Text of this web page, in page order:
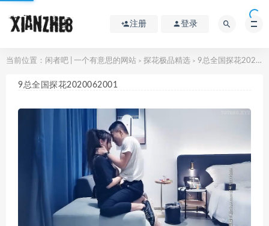
注册 登录
当前位置： 闲者吧 | 一个有意思的网站 > 探花极品精选 > 9总全国探花2020062001
9总全国探花2020062001